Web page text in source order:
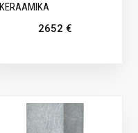
KERAAMIKA
2652€